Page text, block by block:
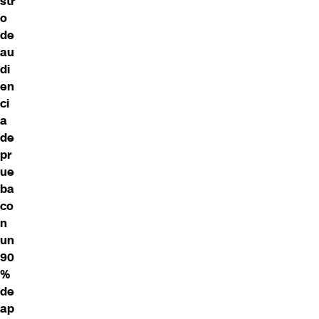
o
de
au
di
en
ci
a
de
pr
ue
ba
co
n
un
90
%
de
ap